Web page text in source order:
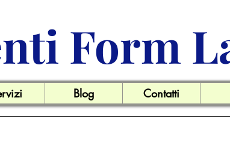
Blog Contatti
Form